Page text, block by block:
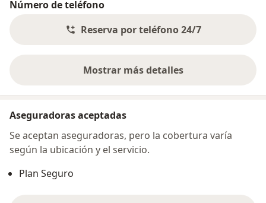
Número de teléfono
Reserva por teléfono 24/7
Mostrar más detalles
sobre la dirección
Aseguradoras aceptadas
Se aceptan aseguradoras, pero la cobertura varía
según la ubicación y el servicio.
Plan Seguro